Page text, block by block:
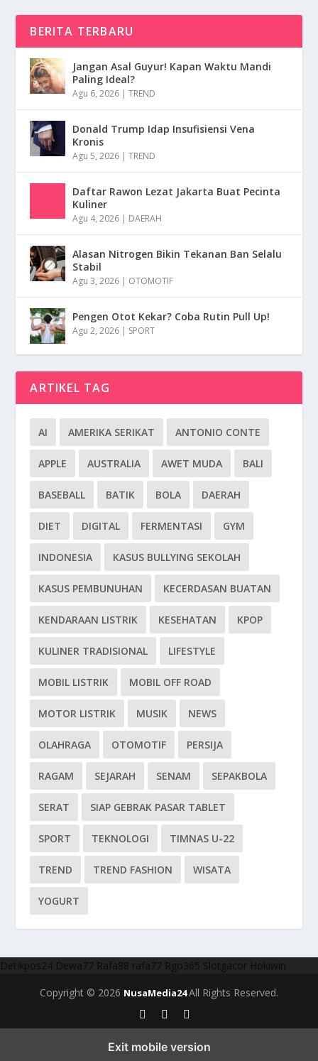
BERITA TERBARU
Jangan Asal Guyur! Kapan Waktu Mandi
Paling Ideal?
Agu 6, 2026 |TREND
Donald Trump Idap Insufisiensi Vena
Kronis
Agu 5, 2026 |TREND
Daftar Rawon Lezat Jakarta Buat Pecinta
Kuliner
Agu 4, 2026 | DAERAH
Alasan Nitrogen Bikin Tekanan Ban Selalu
Stabil
Agu 3, 2026 | OTOMOTIF
Pengen Otot Kekar? Coba Rutin Pull Up!
Agu 2, 2026 | SPORT
ARTIKEL TAG
AI AMERIKA SERIKAT ANTONIO CONTE
APPLE AUSTRALIA AWET MUDA BALI
BASEBALL BATIK BOLA DAERAH
DIET DIGITAL FERMENTASI GYM
INDONESIA KASUS BULLYING SEKOLAH
KASUS PEMBUNUHAN KECERDASAN BUATAN
KENDARAAN LISTRIK KESEHATAN KPOP
KULINER TRADISIONAL LIFESTYLE
MOBIL LISTRIK MOBIL OFF ROAD
MOTOR LISTRIK MUSIK NEWS
OLAHRAGA OTOMOTIF PERSIJA
RAGAM SEJARAH SENAM SEPAKBOLA
SERAT SIAP GEBRAK PASAR TABLET
SPORT TEKNOLOGI TIMNAS U-22
TREND TREND FASHION WISATA
YOGURT
Detikpos24 Dewa77 Rafa88 rafa77 Rgo365 Slotgacor Hokiwin
Copyright © 2026 NusaMedia24All Rights Reserved.
Exit mobile version